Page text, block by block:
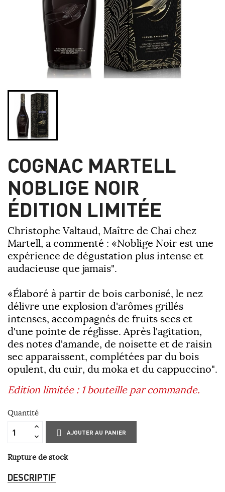
COGNAC MARTELL
NOBLIGE NOIR
ÉDITION LIMITÉE
Christophe Valtaud, Maître de Chai chez
Martell, a commenté : «Noblige Noir est une
expérience de dégustation plus intense et
audacieuse que jamais".
«Élaboré à partir de bois carbonisé, le nez
délivre une explosion d'arômes grillés
intenses, accompagnés de fruits secs et
d'une pointe de réglisse. Après l'agitation,
des notes d'amande, de noisette et de raisin
sec apparaissent, complétées par du bois
opulent, du cuir, du moka et du cappuccino".
Edition limitée : 1 bouteille par commande.
Quantité
AJOUTER AU PANIER
Rupture de stock
DESCRIPTIF